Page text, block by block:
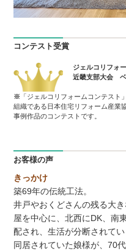
コンテスト受賞
ジェルコリフォ
近畿支部大会 ベ
※ 「ジェルコリフォームコンテス
組織である日本住宅リフォーム産業
事例作品のコンテストです。
お客様の声
きっかけ
築69年の伝統工法。
井戸やおくどさんの残る大
屋を中心に、北西にDK、南
配され、生活が分断されてい
同居されていた娘様が、70